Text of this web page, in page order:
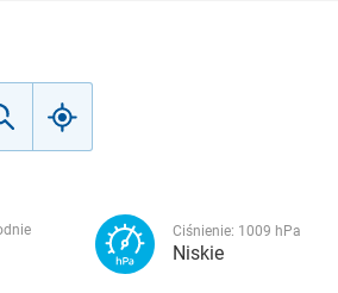
Ciśnienie: 1009 hPa
Niskie